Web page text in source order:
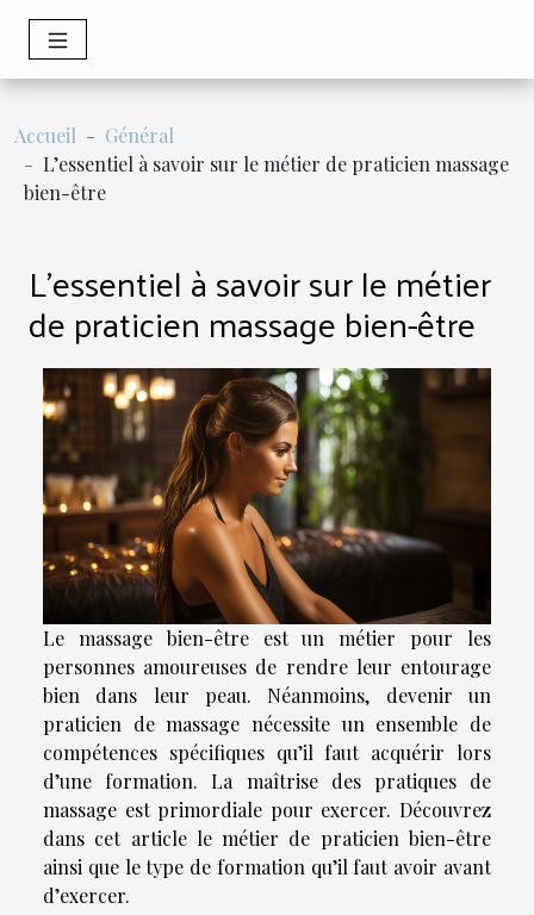
Accueil
Général
L’essentiel à savoir sur le métier de praticien massage
bien-être
L’essentiel à savoir sur le métier
de praticien massage bien-être
Le massage bien-être est un métier pour les
personnes amoureuses de rendre leur entourage
bien dans leur peau. Néanmoins, devenir un
praticien de massage nécessite un ensemble de
compétences spécifiques qu’il faut acquérir lors
d’une formation. La maîtrise des pratiques de
massage est primordiale pour exercer. Découvrez
dans cet article le métier de praticien bien-être
ainsi que le type de formation qu’il faut avoir avant
d’exercer.